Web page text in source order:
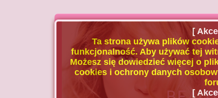
[
Ta strona używa plików
funkcjonalność. Aby używać tej
Możesz się dowiedzieć więcej o
cookies i ochrony danych
[